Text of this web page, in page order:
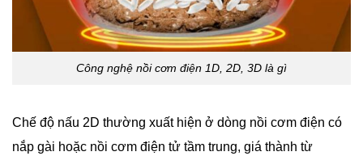
Công nghệ nồi cơm điện 1D, 2D, 3D là gì
Chế độ nấu 2D thường xuất hiện ở dòng nồi cơm điện có
nắp gài hoặc nồi cơm điện tử tầm trung, giá thành từ